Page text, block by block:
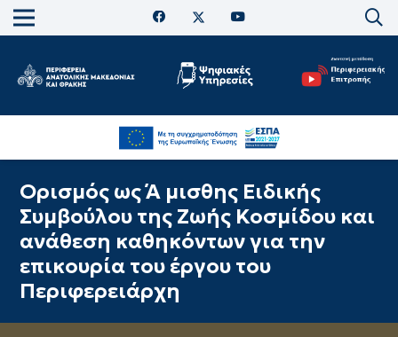
Ορισμός ως Ά μισθης Ειδικής
Συμβούλου της Ζωής Κοσμίδου και
ανάθεση καθηκόντων για την
επικουρία του έργου του
Περιφερειάρχη